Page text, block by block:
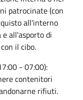
patrocinate (con
all'interno
all'asporto di
il cibo.
- 07:00):
contenitori
rifiuti.